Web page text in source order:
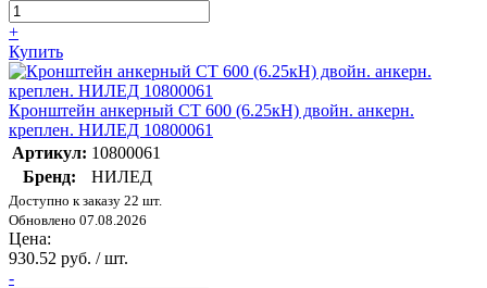
+
Купить
Кронштейн анкерный CT 600 (6.25кН) двойн. анкерн.
креплен. НИЛЕД 10800061
Артикул: 10800061
Бренд:
НИЛЕД
Доступно к заказу 22 шт.
Обновлено 07.08.2026
Цена:
930.52 руб. / шт.
-